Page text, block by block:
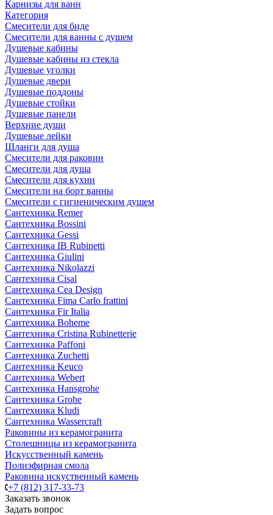
Карнизы для ванн
Категория
Смесители для биде
Смесители для ванны с душем
Душевые кабины
Душевые кабины из стекла
Душевые уголки
Душевые двери
Душевые поддоны
Душевые стойки
Душевые панели
Верхние души
Душевые лейки
Шланги для душа
Смесители для раковин
Смесители для душа
Смесители для кухни
Смесители на борт ванны
Смесители с гигиеническим душем
Сантехника Remer
Сантехника Bossini
Сантехника Gessi
Сантехника IB Rubinetti
Сантехника Giulini
Сантехника Nikolazzi
Сантехника Cisal
Сантехника Cea Design
Сантехника Fima Carlo frattini
Сантехника Fir Italia
Сантехника Boheme
Сантехника Cristina Rubinetterie
Сантехника Paffoni
Сантехника Zuchetti
Сантехника Keuco
Сантехника Webert
Сантехника Hansgrohe
Сантехника Grohe
Сантехника Kludi
Сантехника Wassercraft
Раковины из керамогранита
Столешницы из керамогранита
Искусственный камень
Полиэфирная смола
Раковина искуственный камень
+7 (812) 317-33-73
Заказать звонок
Задать вопрос